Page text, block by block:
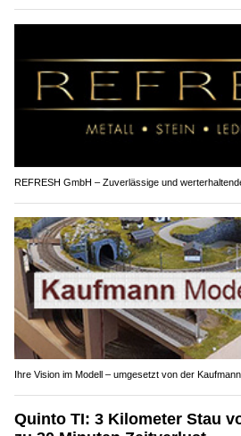
REFRESH GmbH – Zuverlässige und
Ihre Vision im Modell – umgesetzt von der
Quinto TI: 3 Kilometer Stau